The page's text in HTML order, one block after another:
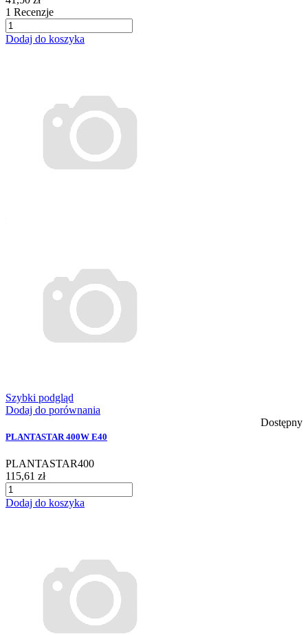
1 Recenzje
Dodaj do koszyka
Szybki podgląd
Dodaj do porównania
Dostępny
PLANTASTAR 400W E40
PLANTASTAR400
115,61 zł
Dodaj do koszyka